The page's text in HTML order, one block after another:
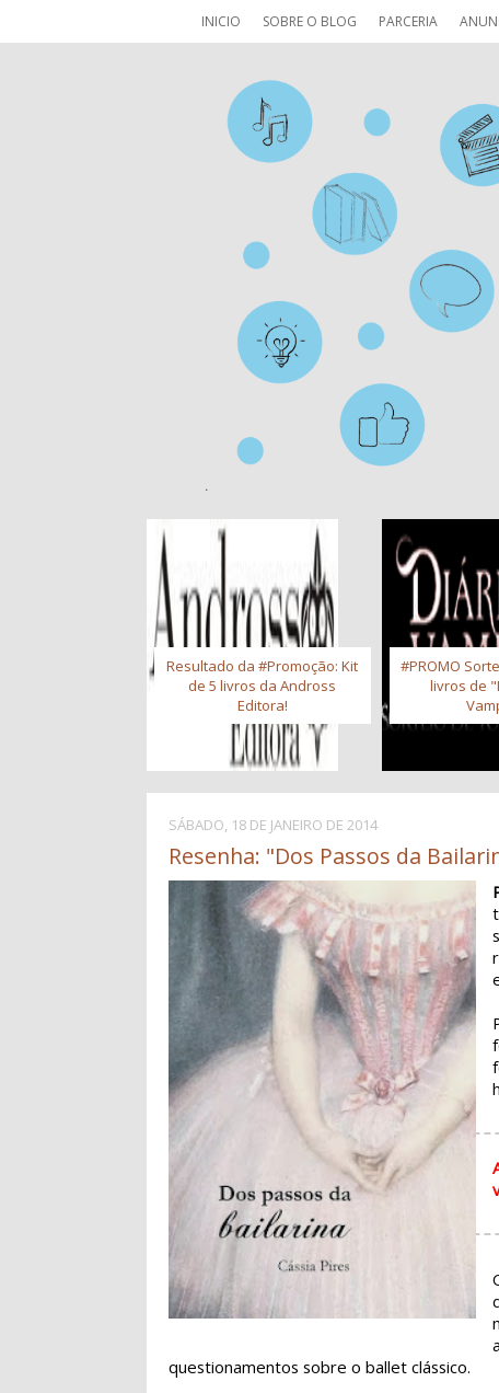
INICIO SOBRE O BLOG PARCERIA
Resultado da #Promoção: Kit
de 5 livros da Andross
Editora!
#PROMO
livros de
SÁBADO, 18 DE JANEIRO DE 2014
Resenha: "Dos Passos da
questionamentos sobre o ballet clássico.